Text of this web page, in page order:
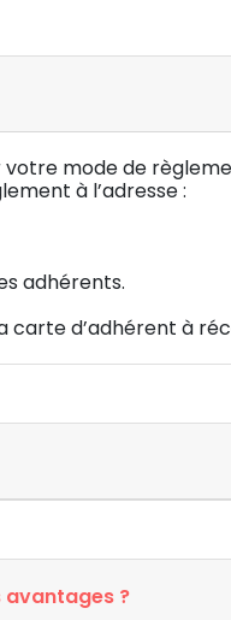
votre mode de
à l’adresse :
adhérents.
carte d’adhérent à
avantages ?